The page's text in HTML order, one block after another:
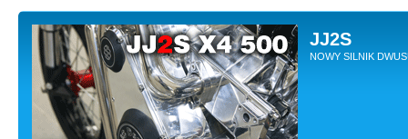
JJ2S
NOWY SILNIK